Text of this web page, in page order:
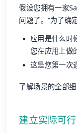
假设您拥有一家
问题了。”为了确
应用是什么时
您在应用上做
这是您第一次
了解场景的全部
建立实际可